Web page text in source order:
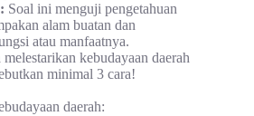
Soal ini menguji pengetahuan
alam buatan dan
atau manfaatnya.
kebudayaan daerah
minimal 3 cara!
daerah: